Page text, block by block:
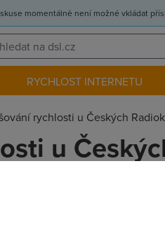
momentálně není možné vkládat
RYCHLOST INTERNETU
rychlosti u Českých
u
jasné že z 2MBit Clasic